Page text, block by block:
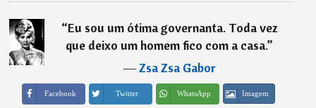
“Eu sou um ótima governanta. Toda vez
que deixo um homem fico com a casa.”
―Zsa Zsa Gabor
Facebook Twitter WhatsApp Imagem